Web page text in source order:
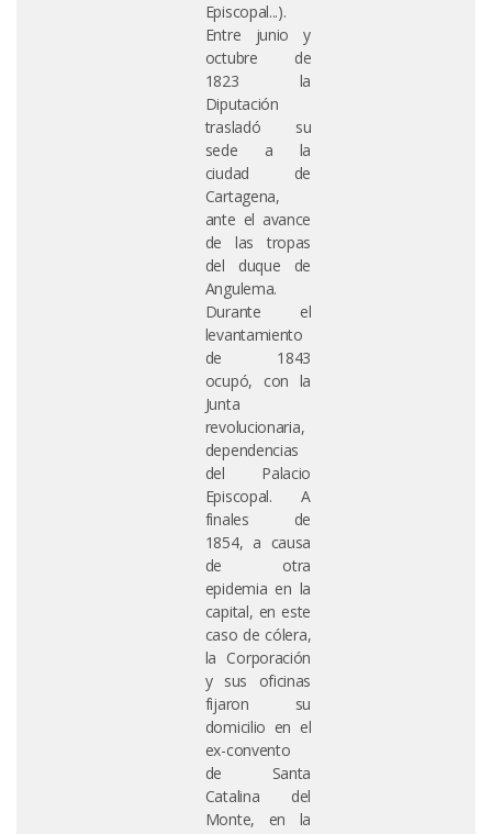
Episcopal...).
Entre junio y
octubre de
1823 la
Diputación
trasladó su
sede a la
ciudad de
Cartagena,
ante el avance
de las tropas
del duque de
Angulema.
Durante el
levantamiento
de 1843
ocupó, con la
Junta
revolucionaria,
dependencias
del Palacio
Episcopal. A
finales de
1854, a causa
de otra
epidemia en la
capital, en este
caso de cólera,
la Corporación
y sus oficinas
fijaron su
domicilio en el
ex-convento
de Santa
Catalina del
Monte, en la